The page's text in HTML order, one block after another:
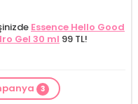
Essence Hello Good
Gel 30 ml 99 TL!
İçin Terleme Karşıtı
Özel Fiyatİdea Derma
İnnova Wash Gel
3